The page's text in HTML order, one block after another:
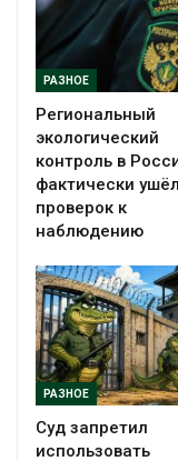
РАЗНОЕ
Региональный
экологический
контроль в
фактически
проверок к
наблюдению
РАЗНОЕ
Суд запретил
использовать